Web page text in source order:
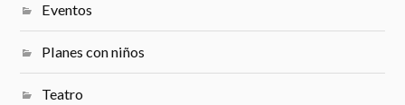
Eventos
Planes con niños
Teatro